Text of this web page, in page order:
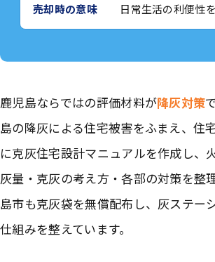
日常生活の利便性
鹿児島ならではの評価材料が降灰対策
島の降灰による住宅被害をふまえ、住
に克灰住宅設計マニュアルを作成し、
灰量・克灰の考え方・各部の対策を整
島市も克灰袋を無償配布し、灰ステー
仕組みを整えています。